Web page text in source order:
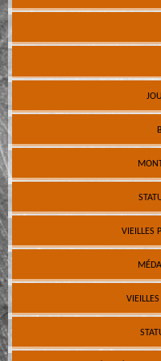
VIEILLES
VIEILLES